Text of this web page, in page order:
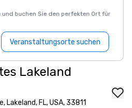
buchen Sie den perfekten Ort für
Veranstaltungsorte suchen
Lakeland
Lakeland, FL, USA, 33811